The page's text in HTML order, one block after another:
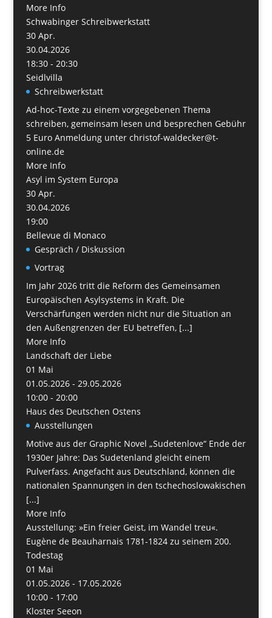
More Info
Schwabinger Schreibwerkstatt
30 Apr.
30.04.2026
18:30 - 20:30
Seidlvilla
Schreibwerkstatt
Ad-hoc-Texte zu einem vorgegebenen Thema
schreiben, gemeinsam lesen und besprechen Gebühr
5 Euro Anmeldung unter christof-waldecker@t-
online.de
More Info
Asyl im System Europa
30 Apr.
30.04.2026
19:00
Bellevue di Monaco
Gespräch / Diskussion
Vortrag
Im Jahr 2026 tritt die Reform des Gemeinsamen
Europäischen Asylsystems in Kraft. Die
Verschärfungen werden nicht nur die Situation an
den Außengrenzen der EU betreffen, [...]
More Info
Landschaft der Liebe
01 Mai
01.05.2026 - 29.05.2026
10:00 - 20:00
Haus des Deutschen Ostens
Ausstellungen
Motive aus der Graphic Novel „Sudetenlove“ Ende der
1930er Jahre: Das Sudetenland gleicht einem
Pulverfass. Angefacht aus Deutschland, können die
nationalen Spannungen in den tschechoslowakischen
[...]
More Info
Ausstellung: »Ein freier Geist, im Wandel treu«.
Eugène de Beauharnais 1781-1824 zu seinem 200.
Todestag
01 Mai
01.05.2026 - 17.05.2026
10:00 - 17:00
Kloster Seeon